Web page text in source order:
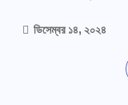
ডিসেম্বর ১৪, ২০২৪